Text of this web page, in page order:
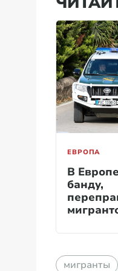
ЕВРОПА
В
банду,
мигранты